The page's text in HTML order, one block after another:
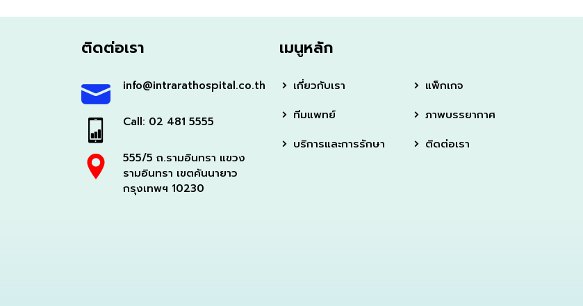
ติดต่อเรา
info@intrarathospital.co.th
Call: 02 481 5555
555/5 ถ.รามอินทรา แขวง
รามอินทรา เขตคันนายาว
กรุงเทพฯ 10230
เมนูหลัก
เกี่ยวกับเรา
ทีมแพทย์
บริการและการรักษา
แพ็กเกจ
ภาพบรรยากาศ
ติดต่อเรา